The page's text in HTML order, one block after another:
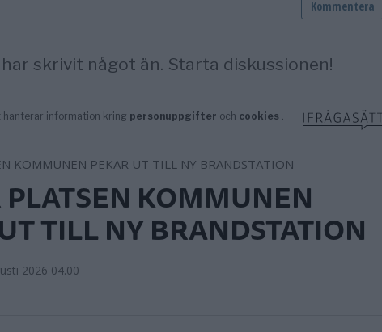
PLATSEN KOMMUNEN
TILL NY BRANDSTATION
2026 04.00